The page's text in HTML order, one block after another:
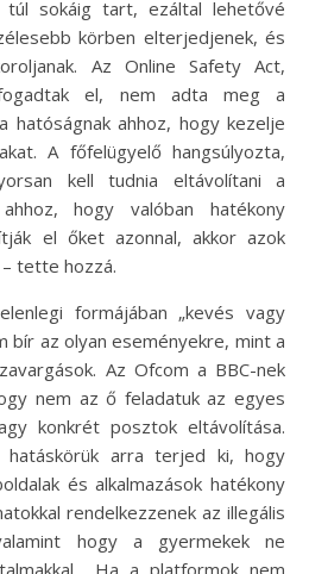
túl sokáig tart, ezáltal lehetővé
körben elterjedjenek, és
Az Online Safety Act,
el, nem adta meg a
hatóságnak ahhoz, hogy kezelje
A főfelügyelő hangsúlyozta,
kell tudnia eltávolítani a
hogy valóban hatékony
el őket azonnal, akkor azok
tette hozzá.
formájában „kevés vagy
bír az olyan eseményekre, mint a
Az Ofcom a BBC-nek
nem az ő feladatuk az egyes
konkrét posztok eltávolítása.
hatáskörük arra terjed ki, hogy
és alkalmazások hatékony
rendelkezzenek az illegális
hogy a gyermekek ne
„Ha a platformok nem